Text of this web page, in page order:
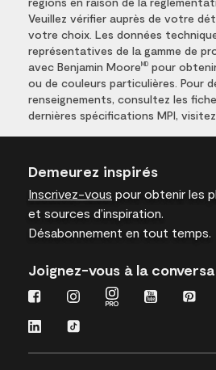
Veuillez vérifier auprès de votre
votre choix. Les données
représentatives de la gamme de
avec Benjamin Moore MD pour
ou de couleurs particulières. Pour
renseignements, consultez les
dernières spécifications MPI, visitez
Demeurez inspirés
Inscrivez-vous pour obtenir les
et sources d’inspiration.
Désabonnement en tout temps.
Joignez-vous à la